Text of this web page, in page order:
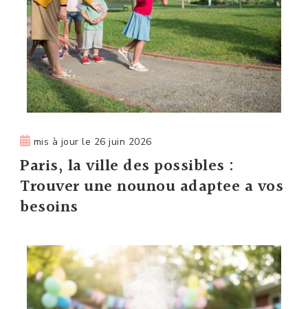
mis à jour le 26 juin 2026
Paris, la ville des possibles :
Trouver une nounou adaptee a vos
besoins